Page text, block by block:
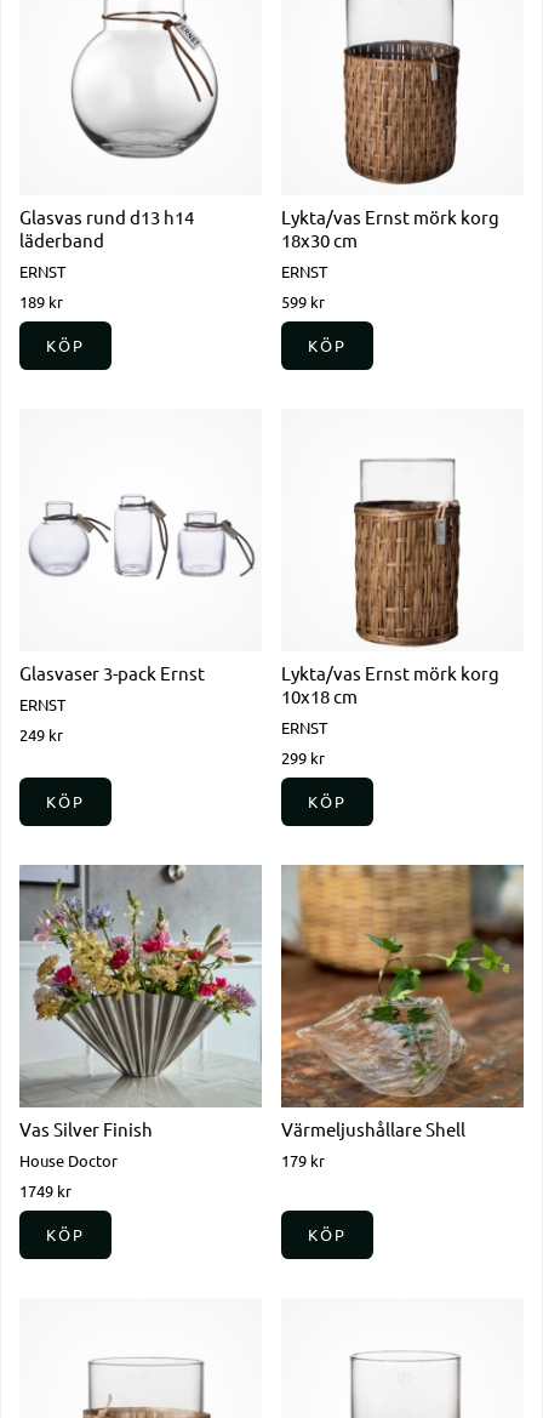
Glasvas rund d13 h14
läderband
ERNST
189 kr
KÖP
Lykta/vas Ernst mörk korg
18x30 cm
ERNST
599 kr
KÖP
Glasvaser 3-pack Ernst
ERNST
249 kr
KÖP
Lykta/vas Ernst mörk korg
10x18 cm
ERNST
299 kr
KÖP
Vas Silver Finish
House Doctor
1749 kr
KÖP
Värmeljushållare Shell
179 kr
KÖP